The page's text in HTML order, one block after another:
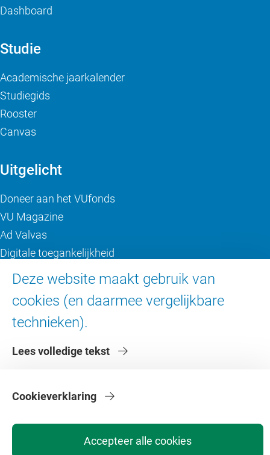
Deze website maakt gebruik van
cookies (en daarmee vergelijkbare
technieken).
Lees volledige tekst
Accepteer alle cookies
Cookieverklaring
Dashboard
Studie
Academische jaarkalender
Studiegids
Rooster
Canvas
Uitgelicht
Doneer aan het VUfonds
VU Magazine
Ad Valvas
Digitale toegankelijkheid
Over de VU
Contact en route
Faculteiten